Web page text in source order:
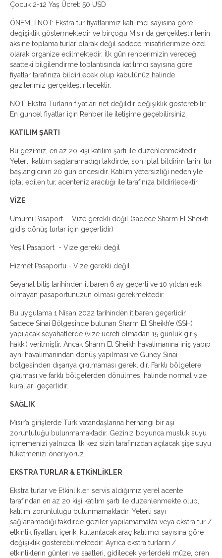
Çocuk 2-12 Yaş Ücret: 50 USD
ÖNEMLİ NOT: Ekstra tur fiyatlarımız katılımcı sayısına göre
değişiklik göstermektedir ve birçoğu Mısır'da gerçekleştirilenin
aksine toplama turlar olarak değil sadece misafirlerimize özel
olarak organize edilmektedir. İlk gün rehberimizin vereceği
saatteki bilgilendirme toplantısında katılımcı sayısına göre
fiyatlar tarafınıza bildirilecek olup kabulünüz halinde
gezilerimiz gerçekleştirilecektir.
NOT: Ekstra Turların fiyatları net değildir değişiklik gösterebilir,
En güncel fiyatlar için Rehber ile iletişime geçebilirsiniz,
KATILIM ŞARTI
Bu gezimiz, en az 20 kişi katılım şartı ile düzenlenmektedir.
Yeterli katılım sağlanamadığı takdirde, son iptal bildirim tarihi tur
başlangıcının 20 gün öncesidir. Katılım yetersizliği nedeniyle
iptal edilen tur, acenteniz aracılığı ile tarafınıza bildirilecektir.
VİZE
Umumi Pasaport - Vize gerekli değil (sadece Sharm El Sheikh
gidiş dönüş turlar için geçerlidir)
Yeşil Pasaport - Vize gerekli değil
Hizmet Pasaportu - Vize gerekli değil
Seyahat bitiş tarihinden itibaren 6 ay geçerli ve 10 yıldan eski
olmayan pasaportunuzun olması gerekmektedir.
Bu uygulama 1 Nisan 2022 tarihinden itibaren geçerlidir.
Sadece Sinai Bölgesinde bulunan Sharm El Sheikh’e (SSH)
yapılacak seyahatlerde (vize ücreti olmadan 15 günlük giriş
hakkı) verilmiştir. Ancak Sharm El Sheikh havalimanına iniş yapıp
aynı havalimanından dönüş yapılması ve Güney Sinai
bölgesinden dışarıya çıkılmaması gereklidir. Farklı bölgelere
çıkılması ve farklı bölgelerden dönülmesi halinde normal vize
kuralları geçerlidir.
SAĞLIK
Mısır’a girişlerde Türk vatandaşlarına herhangi bir aşı
zorunluluğu bulunmamaktadır. Geziniz boyunca musluk suyu
içmemenizi yalnızca ilk kez sizin tarafınızdan açılacak şişe suyu
tüketmenizi öneriyoruz.
EKSTRA TURLAR & ETKİNLİKLER
Ekstra turlar ve Etkinlikler, servis aldığımız yerel acente
tarafından en az 20 kişi katılım şartı ile düzenlenmekte olup,
katılım zorunluluğu bulunmamaktadır. Yeterli sayı
sağlanamadığı takdirde geziler yapılamamakta veya ekstra tur /
etkinlik fiyatları, içerik, kullanılacak araç katılımcı sayısına göre
değişiklik gösterebilmektedir. Ayrıca ekstra turların /
etkinliklerin günleri ve saatleri, gidilecek yerlerdeki müze, ören